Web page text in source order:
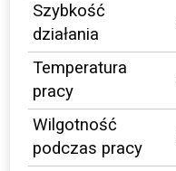
Szybkość
działania
Temperatura
pracy
Wilgotność
podczas pracy